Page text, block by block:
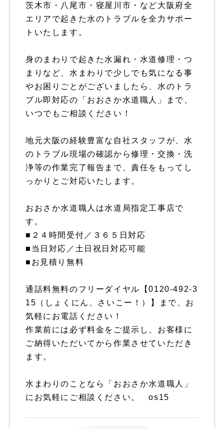
茨木市・八尾市・寝屋川市・など大阪府全
エリアで起きた水のトラブルを全力サポー
トいたします。
身のまわりで起きた水漏れ・水道修理・つ
まりなど、水まわりで少しでも気になる事
やお困りごとがございましたら、水のトラ
ブル即対応の「おおさか水道職人」まで、
いつでもご相談ください！
地元大阪の経験豊富な自社スタッフが、水
のトラブル現場の確認から修理・交換・洗
浄等の作業完了報告まで、責任をもってし
っかりとご対応いたします。
おおさか水道職人は水道局指定工事店で
す。
■２４時間受付／３６５日対応
■当日対応／土日祝日対応可能
■お見積り無料
通話料無料のフリーダイヤル【0120-492-3
15（しょくにん、さいこー！）】まで、お
気軽にお電話ください！
作業前には必ず料金をご提示し、お客様に
ご納得いただいてから作業させていただき
ます。
水まわりのことなら「おおさか水道職人」
にお気軽にご相談ください。 os15